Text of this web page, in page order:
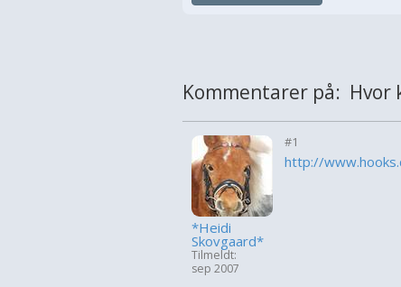
Kommentarer på: Hvor
*Heidi
Skovgaard*
Tilmeldt:
sep 2007
#1
http://